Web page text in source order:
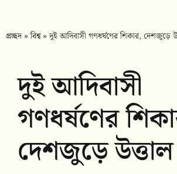
প্রচ্ছদ»বিশ্ব»দুই আদিবাসী গণধর্ষণের শিকার, দেশজুড়ে
দুই আদিবাসী
গণধর্ষণের
দেশজুড়ে